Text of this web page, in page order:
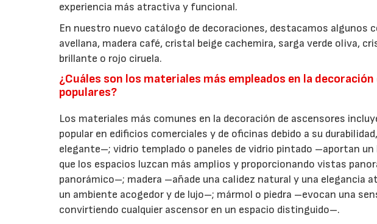
experiencia más atractiva y funcional.
En nuestro nuevo catálogo de decoraciones, destacamos algunos
avellana, madera café, cristal beige cachemira, sarga verde oliva,
brillante o rojo ciruela.
¿Cuáles son los materiales más empleados en la
populares?
Los materiales más comunes en la decoración de ascensores
popular en edificios comerciales y de oficinas debido a su
elegante–; vidrio templado o paneles de vidrio pintado –aportan
que los espacios luzcan más amplios y proporcionando vistas
panorámico–; madera –añade una calidez natural y una elegancia
un ambiente acogedor y de lujo–; mármol o piedra –evocan una
convirtiendo cualquier ascensor en un espacio distinguido–.